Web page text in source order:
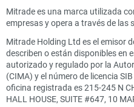
Mitrade es una marca utilizada
empresas y opera a través de las
Mitrade Holding Ltd es el emisor
describen o están disponibles en
autorizado y regulado por la
(CIMA) y el número de licencia
oficina registrada es 215-245 N
HALL HOUSE, SUITE #647, 10